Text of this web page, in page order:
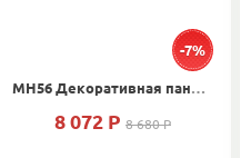
-7%
МН56 Декоративная панель 600х700 для посудомоечной машины без столешницы Дуб
8 072 P 8 680 P